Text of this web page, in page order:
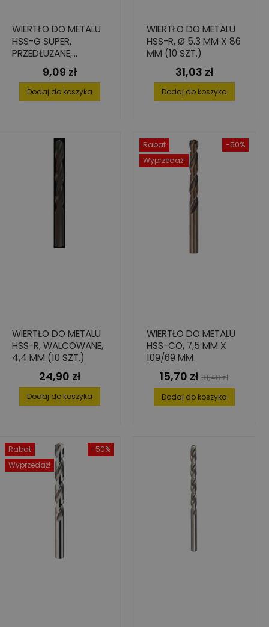
WIERTŁO DO METALU
HSS-G SUPER,
PRZEDŁUŻANE,
4,0X78/119
Cena
9,09 zł
Dodaj do koszyka
WIERTŁO DO METALU
HSS-R, Ø 5.3 MM X 86
MM (10 SZT.)
Cena
31,03 zł
Dodaj do koszyka
WIERTŁO DO METALU
HSS-R, WALCOWANE,
4,4 MM (10 SZT.)
Cena
24,90 zł
Dodaj do koszyka
-50%
Rabat
Wyprzedaż!
WIERTŁO DO METALU
HSS-CO, 7,5 MM X
109/69 MM
Cena
15,70 zł Cena
podstawowa
31,40 zł
Dodaj do koszyka
-50%
Rabat
Wyprzedaż!